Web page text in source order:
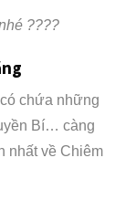
????
chứa những
Bí… càng
nhất về Chiêm